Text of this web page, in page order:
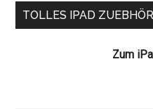
Seitenspalte
TOLLES IPAD ZUEBHÖR
Zum